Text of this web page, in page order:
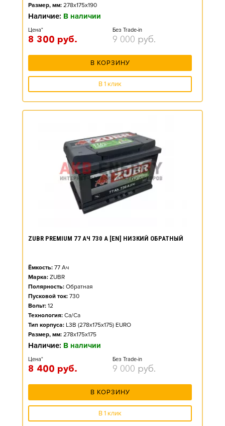
Размер, мм: 278x175x190
Наличие: В наличии
Цена*
8 300 руб.
Без Trade-in
9 000 руб.
В КОРЗИНУ
В 1 клик
ZUBR PREMIUM 77 АЧ 730 А [EN] НИЗКИЙ ОБРАТНЫЙ
Ёмкость: 77 Ач
Марка: ZUBR
Полярность: Обратная
Пусковой ток: 730
Вольт: 12
Технология: Ca/Ca
Тип корпуса: L3B (278x175x175) EURO
Размер, мм: 278x175x175
Наличие: В наличии
Цена*
8 400 руб.
Без Trade-in
9 000 руб.
В КОРЗИНУ
В 1 клик